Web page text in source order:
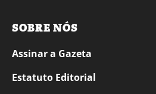
SOBRE NÓS
Assinar a Gazeta
Estatuto Editorial